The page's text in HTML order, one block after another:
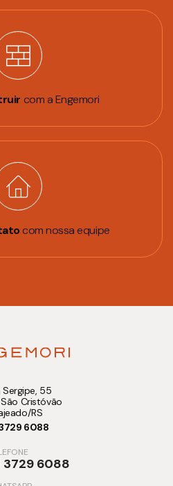
com a Engemori
com nossa equipe
Sergipe, 55
Cristóvão
RS
6088
3729 6088